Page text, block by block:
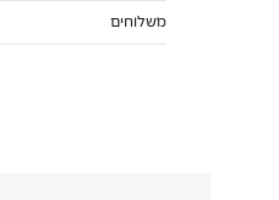
משלוחים